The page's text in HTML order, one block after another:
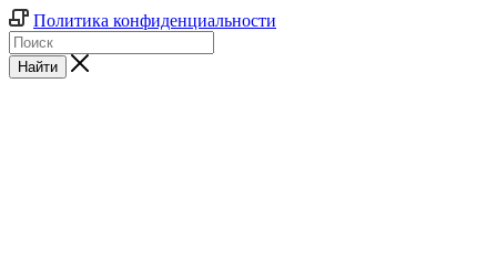
Политика конфиденциальности
Найти